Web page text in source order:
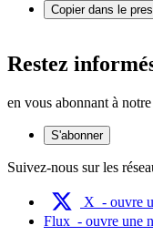
Copier dans le
Restez
en vous abonnant à
S'abonner
Suivez-nous sur les
X - ouvre
Flux - ouvre une